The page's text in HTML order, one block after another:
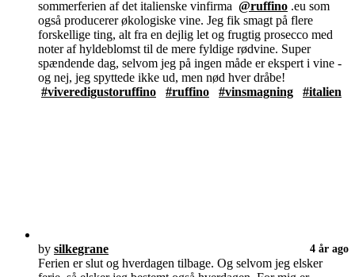
sommerferien af det italienske vinfirma @ruffino .eu som
også producerer økologiske vine. Jeg fik smagt på flere
forskellige ting, alt fra en dejlig let og frugtig prosecco med
noter af hyldeblomst til de mere fyldige rødvine. Super
spændende dag, selvom jeg på ingen måde er ekspert i vine -
og nej, jeg spyttede ikke ud, men nød hver dråbe!
#viveredigustoruffino
#ruffino #vinsmagning #italien
by silkegrane 4 år ago
Ferien er slut og hverdagen tilbage. Og selvom jeg elsker